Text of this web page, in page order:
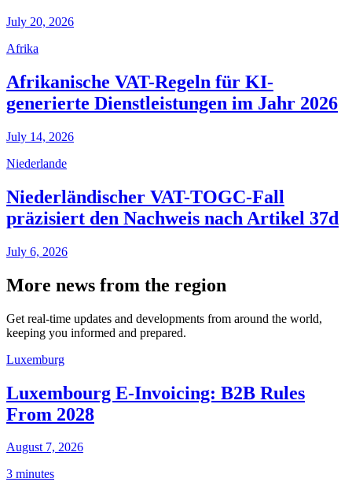
July 20, 2026
Afrika
Afrikanische VAT-Regeln für KI-
generierte Dienstleistungen im Jahr 2026
July 14, 2026
Niederlande
Niederländischer VAT-TOGC-Fall
präzisiert den Nachweis nach Artikel 37d
July 6, 2026
More news from the region
Get real-time updates and developments from around the world,
keeping you informed and prepared.
Luxemburg
Luxembourg E-Invoicing: B2B Rules
From 2028
August 7, 2026
3 minutes